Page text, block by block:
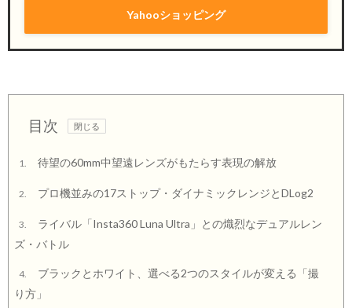
Yahooショッピング
目次
1. 待望の60mm中望遠レンズがもたらす表現の解放
2. プロ機並みの17ストップ・ダイナミックレンジとDLog2
3.
ライバル「Insta360 Luna Ultra」との熾烈なデュアルレン
ズ・バトル
4.
ブラックとホワイト、選べる2つのスタイルが変える「撮
り方」